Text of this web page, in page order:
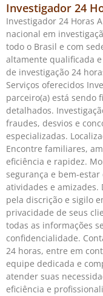
Investigador 24
Investigador 24 Horas
nacional em
todo o Brasil e com
altamente qualificada
de investigação 24
Serviços oferecidos
parceiro(a) está sendo
detalhados.
fraudes, desvios e
especializadas.
Encontre familiares,
eficiência e rapidez.
segurança e bem-
atividades e amizades.
pela discrição e sigilo
privacidade de seus
todas as informações
confidencialidade.
24 horas, entre em
equipe dedicada e
atender suas
eficiência e